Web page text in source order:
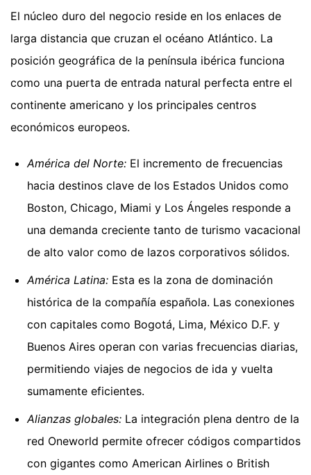
El núcleo duro del negocio reside en los enlaces de
larga distancia que cruzan el océano Atlántico. La
posición geográfica de la península ibérica funciona
como una puerta de entrada natural perfecta entre el
continente americano y los principales centros
económicos europeos.
América del Norte: El incremento de frecuencias
hacia destinos clave de los Estados Unidos como
Boston, Chicago, Miami y Los Ángeles responde a
una demanda creciente tanto de turismo vacacional
de alto valor como de lazos corporativos sólidos.
América Latina: Esta es la zona de dominación
histórica de la compañía española. Las conexiones
con capitales como Bogotá, Lima, México D.F. y
Buenos Aires operan con varias frecuencias diarias,
permitiendo viajes de negocios de ida y vuelta
sumamente eficientes.
Alianzas globales: La integración plena dentro de la
red Oneworld permite ofrecer códigos compartidos
con gigantes como American Airlines o British